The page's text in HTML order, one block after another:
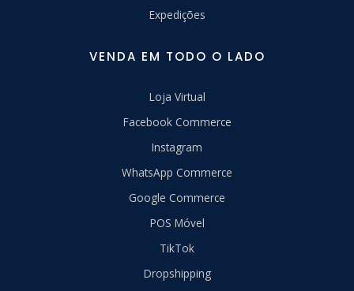
Expedições
VENDA EM TODO O LADO
Loja Virtual
Facebook Commerce
Instagram
WhatsApp Commerce
Google Commerce
POS Móvel
TikTok
Dropshipping